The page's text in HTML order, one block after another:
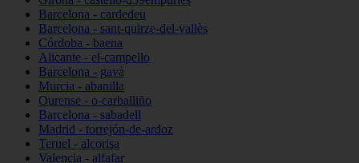
Barcelona - cardedeu
Barcelona - sant-quirze-del-vallès
Córdoba - baena
Alicante - el-campello
Barcelona - gavà
Murcia - abanilla
Ourense - o-carballiño
Barcelona - sabadell
Madrid - torrejón-de-ardoz
Teruel - alcorisa
Valencia - alfafar